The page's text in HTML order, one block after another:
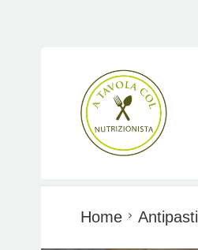
Home Antipasti